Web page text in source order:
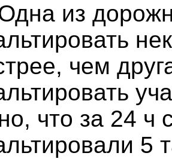
из
чем
что за 24
5